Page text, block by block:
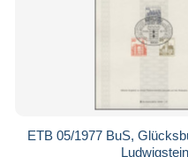
ETB 05/1977 BuS,
Ludwigstein